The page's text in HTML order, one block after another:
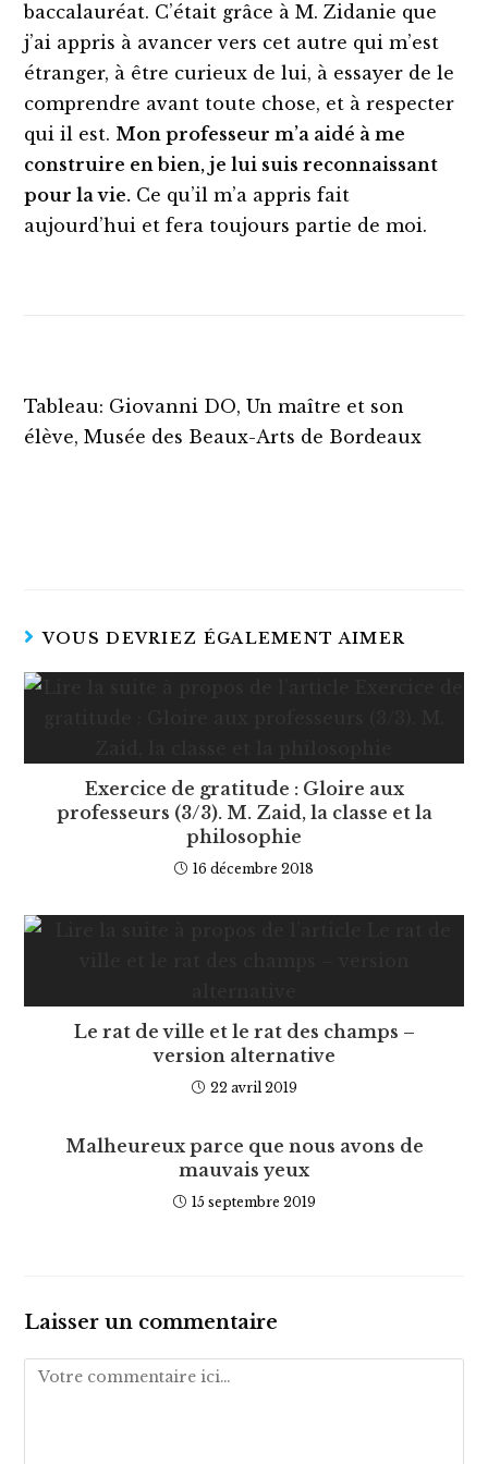
baccalauréat. C’était grâce à M. Zidanie que
j’ai appris à avancer vers cet autre qui m’est
étranger, à être curieux de lui, à essayer de le
comprendre avant toute chose, et à respecter
qui il est. Mon professeur m’a aidé à me
construire en bien, je lui suis reconnaissant
pour la vie. Ce qu’il m’a appris fait
aujourd’hui et fera toujours partie de moi.
Tableau: Giovanni DO, Un maître et son
élève, Musée des Beaux-Arts de Bordeaux
VOUS DEVRIEZ ÉGALEMENT AIMER
Exercice de gratitude : Gloire aux
professeurs (3/3). M. Zaid, la classe et la
philosophie
16 décembre 2018
Le rat de ville et le rat des champs –
version alternative
22 avril 2019
Malheureux parce que nous avons de
mauvais yeux
15 septembre 2019
Laisser un commentaire
Comment